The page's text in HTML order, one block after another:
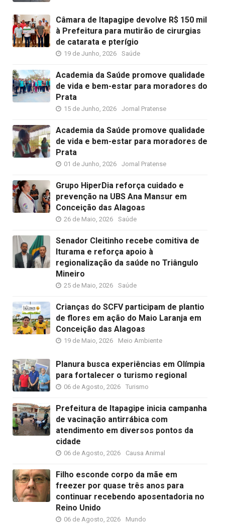
Câmara de Itapagipe devolve R$ 150 mil
à Prefeitura para mutirão de cirurgias
de catarata e pterígio
19 de Junho, 2026 Saúde
Academia da Saúde promove qualidade
de vida e bem-estar para moradores do
Prata
15 de Junho, 2026 Jornal Pratense
Academia da Saúde promove qualidade
de vida e bem-estar para moradores de
Prata
01 de Junho, 2026 Jornal Pratense
Grupo HiperDia reforça cuidado e
prevenção na UBS Ana Mansur em
Conceição das Alagoas
26 de Maio, 2026 Saúde
Senador Cleitinho recebe comitiva de
Iturama e reforça apoio à
regionalização da saúde no Triângulo
Mineiro
25 de Maio, 2026 Saúde
Crianças do SCFV participam de plantio
de flores em ação do Maio Laranja em
Conceição das Alagoas
19 de Maio, 2026 Meio Ambiente
Planura busca experiências em Olímpia
para fortalecer o turismo regional
06 de Agosto, 2026 Turismo
Prefeitura de Itapagipe inicia campanha
de vacinação antirrábica com
atendimento em diversos pontos da
cidade
06 de Agosto, 2026 Causa Animal
Filho esconde corpo da mãe em
freezer por quase três anos para
continuar recebendo aposentadoria no
Reino Unido
06 de Agosto, 2026 Mundo